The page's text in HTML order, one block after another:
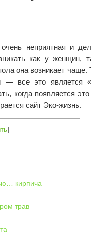
неприятная и
как у женщин,
она возникает чаще.
— все это является
когда появляется
сайт Эко-жизнь.
]
кирпича
трав